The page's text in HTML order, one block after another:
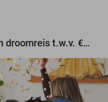
Maak gratis kans op een droomreis t.w.v. €3.000!